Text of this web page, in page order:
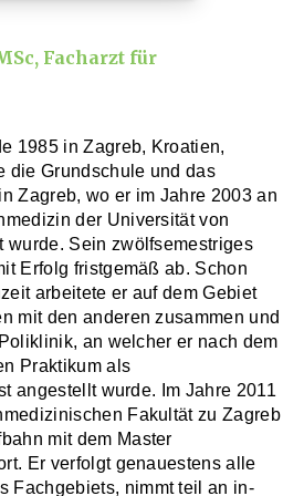
Facharzt für
1985 in Zagreb, Kroatien,
die Grundschule und das
Zagreb, wo er im Jahre 2003 an
der Universität von
wurde. Sein zwölfsemestriges
Erfolg fristgemäß ab. Schon
arbeitete er auf dem Gebiet
mit den anderen zusammen und
an welcher er nach dem
Praktikum als
angestellt wurde. Im Jahre 2011
Fakultät zu Zagreb
mit dem Master
Er verfolgt genauestens alle
Fachgebiets, nimmt teil an in-